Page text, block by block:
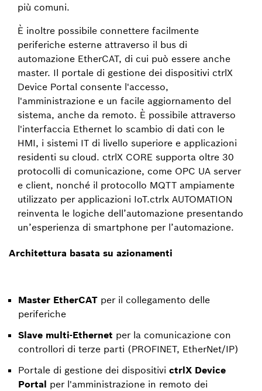
più comuni.
È inoltre possibile connettere facilmente
periferiche esterne attraverso il bus di
automazione EtherCAT, di cui può essere anche
master. Il portale di gestione dei dispositivi ctrlX
Device Portal consente l'accesso,
l'amministrazione e un facile aggiornamento del
sistema, anche da remoto. È possibile attraverso
l'interfaccia Ethernet lo scambio di dati con le
HMI, i sistemi IT di livello superiore e applicazioni
residenti su cloud. ctrlX CORE supporta oltre 30
protocolli di comunicazione, come OPC UA server
e client, nonché il protocollo MQTT ampiamente
utilizzato per applicazioni IoT.ctrlx AUTOMATION
reinventa le logiche dell’automazione presentando
un’esperienza di smartphone per l’automazione.
Architettura basata su azionamenti
Master EtherCAT per il collegamento delle
periferiche
Slave multi-Ethernet per la comunicazione con
controllori di terze parti (PROFINET, EtherNet/IP)
Portale di gestione dei dispositivi ctrlX Device
Portal per l'amministrazione in remoto dei